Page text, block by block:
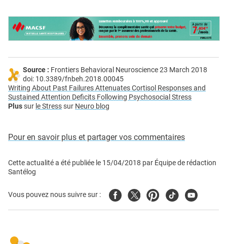
Source : Frontiers Behavioral Neuroscience 23 March 2018
doi: 10.3389/fnbeh.2018.00045
Writing About Past Failures Attenuates Cortisol Responses and
Sustained Attention Deficits Following Psychosocial Stress
Plussur le Stresssur Neuro blog
Pour en savoir plus et partager vos commentaires
Cette actualité a été publiée le 15/04/2018 par Équipe de rédaction
Santélog
Vous pouvez nous suivre sur : FacebookTwitterPinterest
TiktokYoutube